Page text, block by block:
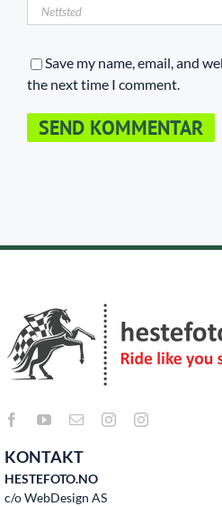
Save my name, email, and
the next time I comment.
KONTAKT
HESTEFOTO.NO
c/o WebDesign AS